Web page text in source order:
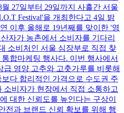
27일부터 29일까지 사흘간 서울
Festival'을 개최한다고 4일 밝
이후 올해로 19년째를 맞이한 '영
자가 농촌에서 소비자를 기다리
소비처인 서울 심장부로 직접 찾
합마케팅 행사다. 이번 행사에서
급 영양 고추와 고춧가루를 비롯해
다 합리적인 가격으로 수도권 주
소비자가 현장에서 직접 소통하고
대한 신뢰도를 높인다는 구상이
전과 브랜드 신뢰 확보를 위해 행